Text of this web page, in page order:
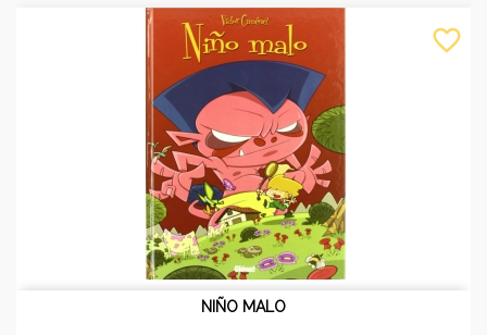
NIÑO MALO
favorite_border